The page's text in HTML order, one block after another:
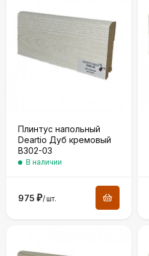
Плинтус напольный
Deartio Дуб кремовый
B302-03
В наличии
975 ₽/шт.